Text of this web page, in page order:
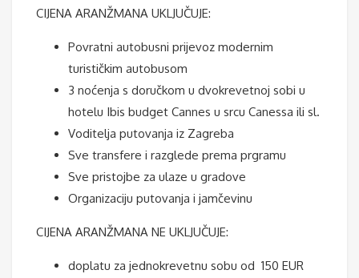
CIJENA ARANŽMANA UKLJUČUJE:
Povratni autobusni prijevoz modernim
turističkim autobusom
3 noćenja s doručkom u dvokrevetnoj sobi u
hotelu Ibis budget Cannes u srcu Canessa ili sl.
Voditelja putovanja iz Zagreba
Sve transfere i razglede prema prgramu
Sve pristojbe za ulaze u gradove
Organizaciju putovanja i jamčevinu
CIJENA ARANŽMANA NE UKLJUČUJE:
doplatu za jednokrevetnu sobu od 150 EUR